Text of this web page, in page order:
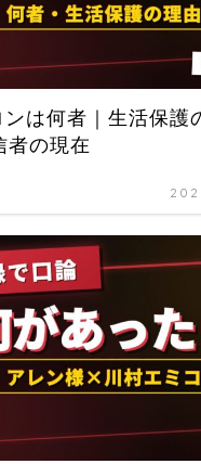
は何者｜生活保護
者の現在